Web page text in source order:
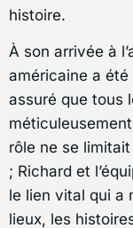
histoire.
À son arrivée à
américaine a été
assuré que tous
rôle ne se
; Richard et
le lien vital qui a
lieux, les